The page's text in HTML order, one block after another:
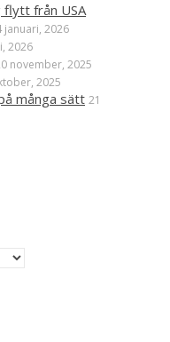
flytt från USA
januari, 2026
2026
november, 2025
2025
många sätt 21